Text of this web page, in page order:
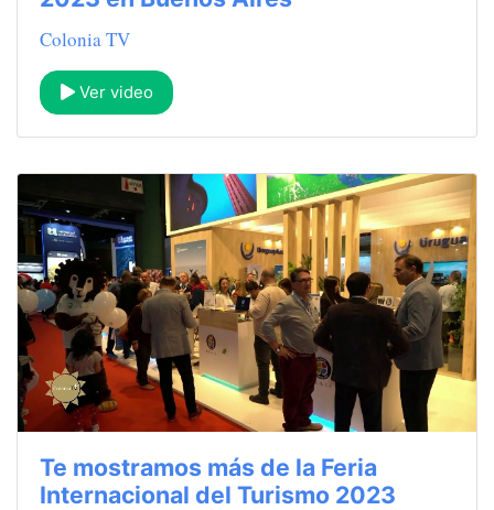
Colonia TV
Ver video
Te mostramos más de la Feria
Internacional del Turismo 2023